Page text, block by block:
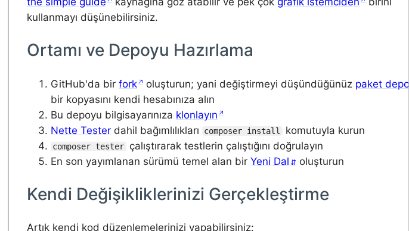
kullanmayı düşünebilirsiniz.
Ortamı ve Depoyu Hazırlama
GitHub'da bir fork oluşturun; yani değiştirmeyi düşündüğünüz paket
bir kopyasını kendi hesabınıza alın
Bu depoyu bilgisayarınıza klonlayın
Nette Tester dahil bağımlılıkları composer install komutuyla kurun
composer tester
çalıştırarak testlerin çalıştığını doğrulayın
En son yayımlanan sürümü temel alan bir Yeni Dal oluşturun
Kendi Değişikliklerinizi Gerçekleştirme
Artık kendi kod düzenlemelerinizi yapabilirsiniz: